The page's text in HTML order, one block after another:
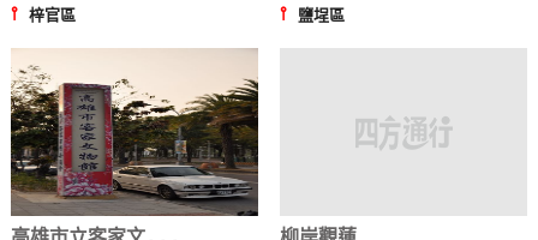
⫯ 梓官區 ⫯ 鹽埕區